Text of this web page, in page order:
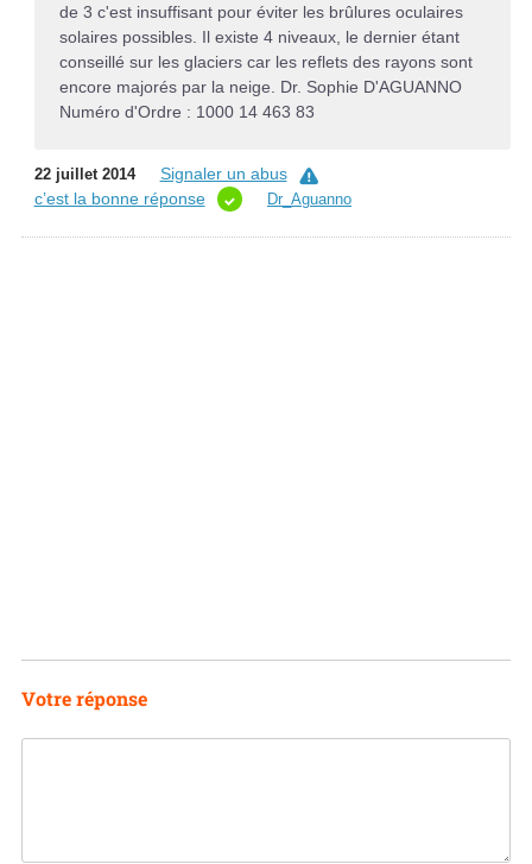
de 3 c'est insuffisant pour éviter les brûlures oculaires
solaires possibles. Il existe 4 niveaux, le dernier étant
conseillé sur les glaciers car les reflets des rayons sont
encore majorés par la neige. Dr. Sophie D'AGUANNO
Numéro d'Ordre : 1000 14 463 83
22 juillet 2014
Signaler un abus
c’est la bonne réponse
Dr_Aguanno
Votre réponse